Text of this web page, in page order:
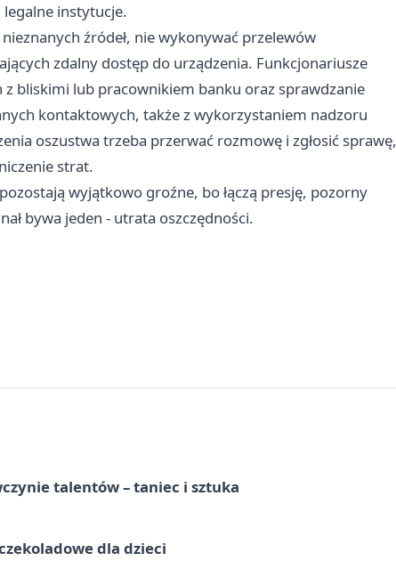
instytucje.
źródeł, nie wykonywać przelewów
zdalny dostęp do urządzenia. Funkcjonariusze
bliskimi lub pracownikiem banku oraz sprawdzanie
kontaktowych, także z wykorzystaniem nadzoru
oszustwa trzeba przerwać rozmowę i zgłosić sprawę,
strat.
wyjątkowo groźne, bo łączą presję, pozorny
bywa jeden - utrata oszczędności.
talentów – taniec i sztuka
dla dzieci